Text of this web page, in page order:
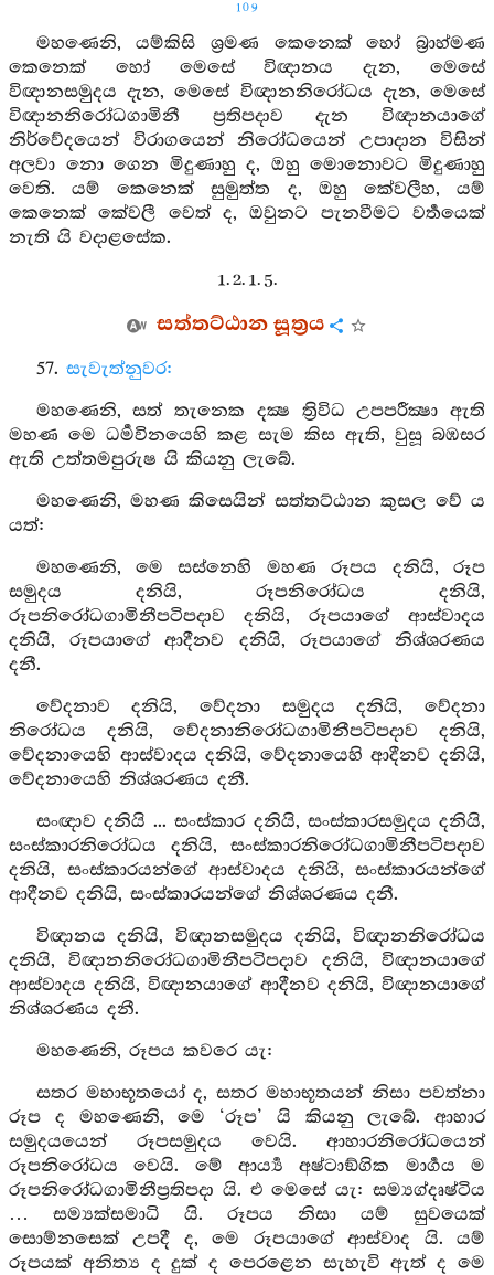
109
මහණෙනි, යම්කිසි ශ්‍රමණ කෙනෙක් හෝ බ්‍රාහ්මණ
කෙනෙක් හෝ මෙසේ විඥානය දැන, මෙසේ
විඥානසමුදය දැන, මෙසේ විඥානනිරෝධය දැන, මෙසේ
විඥානනිරෝධගාමිනී ප්‍රතිපදාව දැන විඥානයාගේ
නිර්වේදයෙන් විරාගයෙන් නිරෝධයෙන් උපාදාන විසින්
අලවා නො ගෙන මිදුණාහු ද, ඔහු මොනොවට මිදුණාහු
වෙති. යම් කෙනෙක් සුමුත්ත ද, ඔහු කේවලීහ, යම්
කෙනෙක් කේවලී වෙත් ද, ඔවුනට පැනවීමට වර්‍තයෙක්
නැති යි වදාළසේක.
1. 2. 1. 5.
සත්තට්ඨාන සූත්‍රය
57. සැවැත්නුවර:
මහණෙනි, සත් තැනෙක දක්‍ෂ ත්‍රිවිධ උපපරීක්‍ෂා ඇති
මහණ මෙ ධර්‍මවිනයෙහි කළ සැම කිස ඇති, වුසූ බඹසර
ඇති උත්තමපුරුෂ යි කියනු ලැබේ.
මහණෙනි, මහණ කිසෙයින් සත්තට්ඨාන කුසල වේ ය
යත්:
මහණෙනි, මෙ සස්නෙහි මහණ රූපය දනියි, රූප
සමුදය දනියි, රූපනිරෝධය දනියි,
රූපනිරෝධගාමිනීපටිපදාව දනියි, රූපයාගේ ආස්වාදය
දනියි, රූපයාගේ ආදීනව දනියි, රූපයාගේ නිශ්ශරණය
දනී.
වේදනාව දනියි, වේදනා සමුදය දනියි, වේදනා
නිරෝධය දනියි, වේදනානිරෝධගාමිනීපටිපදාව දනියි,
වේදනායෙහි ආස්වාදය දනියි, වේදනායෙහි ආදීනව දනියි,
වේදනායෙහි නිශ්ශරණය දනී.
සංඥාව දනියි ... සංස්කාර දනියි, සංස්කාරසමුදය දනියි,
සංස්කාරනිරෝධය දනියි, සංස්කාරනිරෝධගාමිනීපටිපදාව
දනියි, සංස්කාරයන්ගේ ආස්වාදය දනියි, සංස්කාරයන්ගේ
ආදීනව දනියි, සංස්කාරයන්ගේ නිශ්ශරණය දනී.
විඥානය දනියි, විඥානසමුදය දනියි, විඥානනිරෝධය
දනියි, විඥානනිරෝධගාමිනීපටිපදාව දනියි, විඥානයාගේ
ආස්වාදය දනියි, විඥානයාගේ ආදීනව දනියි, විඥානයාගේ
නිශ්ශරණය දනී.
මහණෙනි, රූපය කවරෙ යැ:
සතර මහාභූතයෝ ද, සතර මහාභූතයන් නිසා පවත්නා
රූප ද මහණෙනි, මෙ ‘රූප’ යි කියනු ලැබේ. ආහාර
සමුදයයෙන් රූපසමුදය වෙයි. ආහාරනිරෝධයෙන්
රූපනිරෝධය වෙයි. මේ ආර්‍ය්‍ය අෂ්ටාඞ්ගික මාර්‍ගය ම
රූපනිරෝධගාමිනීප්‍රතිපදා යි. එ මෙසේ යැ: සම්‍යග්දෘෂ්ටිය
… සම්‍යක්සමාධි යි. රූපය නිසා යම් සුවයෙක්
සොම්නසෙක් උපදී ද, මෙ රූපයාගේ ආස්වාද යි. යම්
රූපයක් අනිත්‍ය ද දුක් ද පෙරළෙන සැහැවි ඇත් ද මෙ